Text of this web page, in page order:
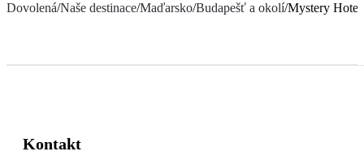
Dovolená/Naše destinace/Maďarsko/Budapešť a okolí/Mystery Hotel
Kontakt